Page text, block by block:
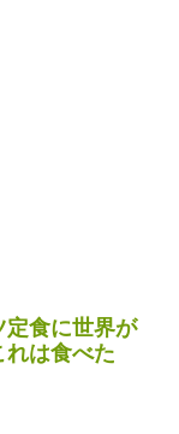
定食に世界が
は食べた